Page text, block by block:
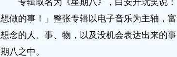
专辑取名为《星期八》，白安开玩笑说：
想做的事！」整张专辑以电子音乐为主轴，
想念的人、事、物，以及没机会表达出来的
期八之中。